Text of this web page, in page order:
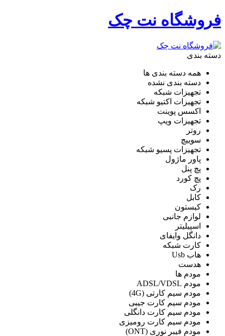
فروشگاه نت چک
دسته بندی
همه دسته بندی ها
دسته بندی نشده
تجهیزات شبکه
تجهیزات اکتیو شبکه
اکسس پوینت
تجهیزات ویپ
روتر
سوییچ
تجهیزات پسیو شبکه
پاور ماژول
پچ پنل
پچ کورد
رک
کابل
کیستون
لوازم جانبی
اسپیلیتر
دانگل وایفای
کارت شبکه
هاب Usb
هدست
مودم ها
مودم ADSL/VDSL
مودم سیم کارتی (4G)
مودم سیم کارت جیبی
مودم سیم کارت دانگلی
مودم سیم کارت رومیزی
مودم فیبر نوری (ONT)